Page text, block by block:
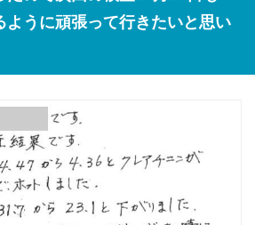
ように頑張って行きたいと思い